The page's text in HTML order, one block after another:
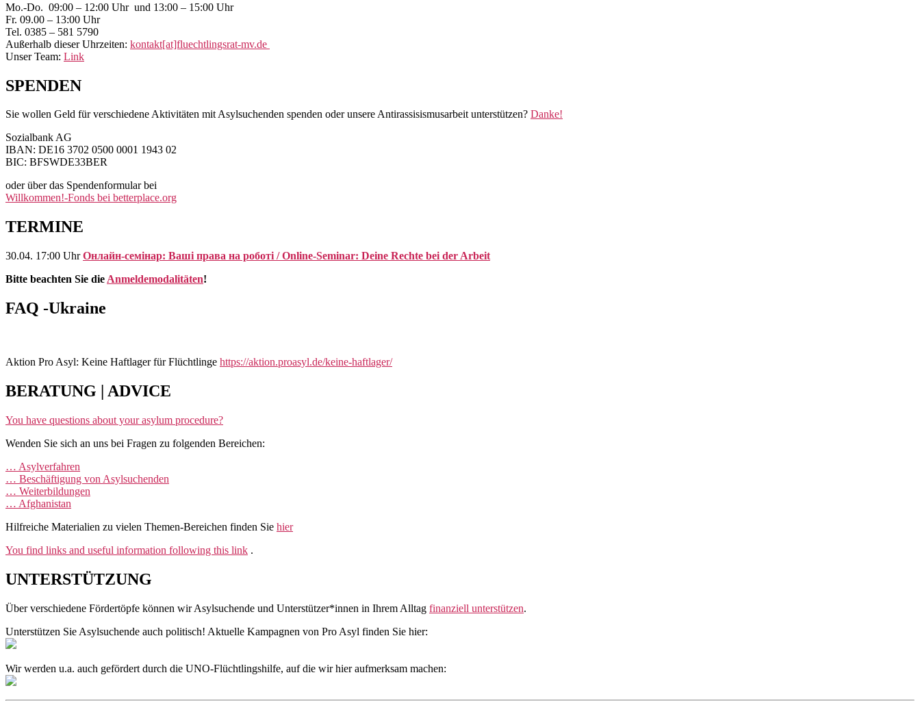
Widgetbereich
Mo.-Do. 09:00 – 12:00 Uhr und 13:00 – 15:00 Uhr
Fr. 09.00 – 13:00 Uhr
Tel. 0385 – 581 5790
Außerhalb dieser Uhrzeiten: kontakt[at]fluechtlingsrat-mv.de
Unser Team: Link
SPENDEN
Sie wollen Geld für verschiedene Aktivitäten mit Asylsuchenden spenden oder unsere Antirassisismusarbeit unterstützen? Danke!
Sozialbank AG
IBAN: DE16 3702 0500 0001 1943 02
BIC: BFSWDE33BER
oder über das Spendenformular bei
Willkommen!-Fonds bei betterplace.org
TERMINE
30.04. 17:00 UhrОнлайн-семінар: Ваші права на роботі / Online-Seminar: Deine Rechte bei der Arbeit
Bitte beachten Sie die Anmeldemodalitäten!
FAQ -Ukraine
Aktion Pro Asyl: Keine Haftlager für Flüchtlinge https://aktion.proasyl.de/keine-haftlager/
BERATUNG | ADVICE
You have questions about your asylum procedure?
Wenden Sie sich an uns bei Fragen zu folgenden Bereichen:
… Asylverfahren
… Beschäftigung von Asylsuchenden
… Weiterbildungen
… Afghanistan
Hilfreiche Materialien zu vielen Themen-Bereichen finden Sie hier
You find links and useful information following this link .
UNTERSTÜTZUNG
Über verschiedene Fördertöpfe können wir Asylsuchende und Unterstützer*innen in Ihrem Alltag finanziell unterstützen.
Unterstützen Sie Asylsuchende auch politisch! Aktuelle Kampagnen von Pro Asyl finden Sie hier:
Wir werden u.a. auch gefördert durch die UNO-Flüchtlingshilfe, auf die wir hier aufmerksam machen: